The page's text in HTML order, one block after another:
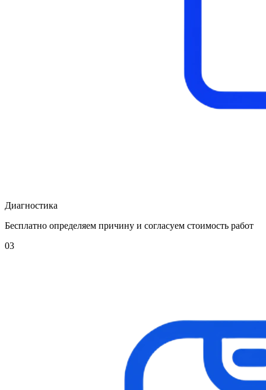
Диагностика
Бесплатно определяем причину и согласуем стоимость работ
03